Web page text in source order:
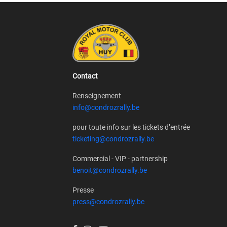
Contact
Renseignement
info@condrozrally.be
pour toute info sur les tickets d’entrée
ticketing@condrozrally.be
Commercial - VIP - partnership
benoit@condrozrally.be
Presse
press@condrozrally.be